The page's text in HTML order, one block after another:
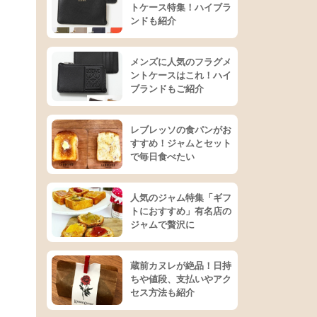
トケース特集！ハイブラ
ンドも紹介
メンズに人気のフラグメ
ントケースはこれ！ハイ
ブランドもご紹介
レブレッソの食パンがお
すすめ！ジャムとセット
で毎日食べたい
人気のジャム特集「ギフ
トにおすすめ」有名店の
ジャムで贅沢に
蔵前カヌレが絶品！日持
ちや値段、支払いやアク
セス方法も紹介